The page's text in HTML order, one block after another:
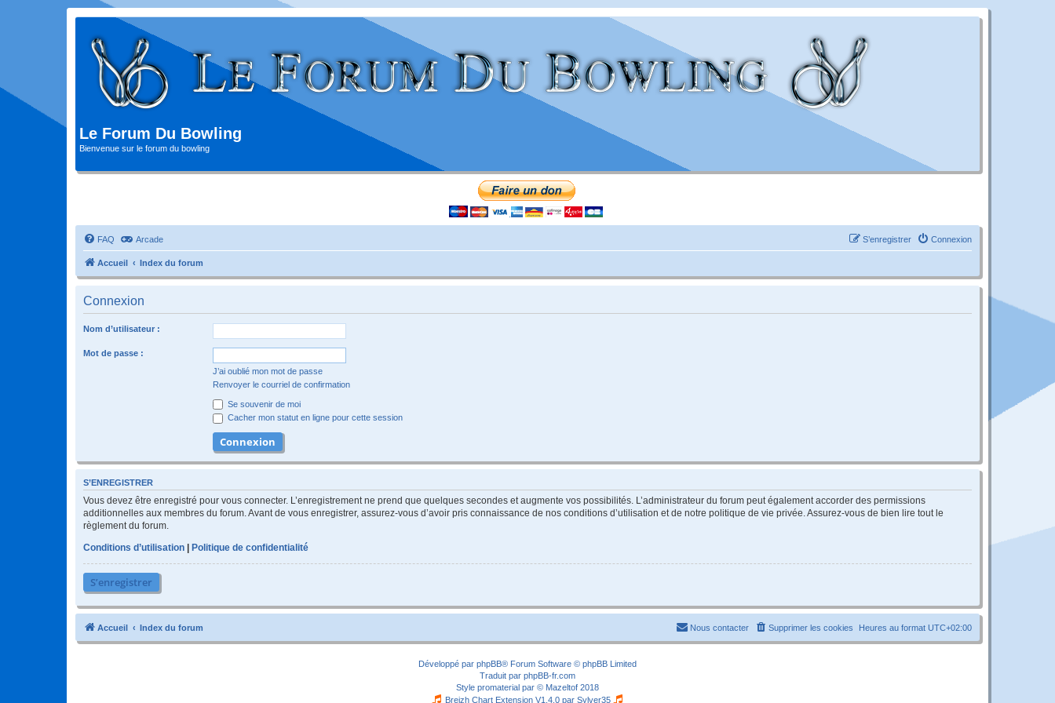
Le Forum Du Bowling
Bienvenue sur le forum du bowling
FAQ Arcade Connexion
S’enregistrer
Accueil Index du forum
Connexion
Nom d’utilisateur :
Mot de passe :
J’ai oublié mon mot de passe
Renvoyer le courriel de confirmation
Se souvenir de moi
Cacher mon statut en ligne pour cette session
S’ENREGISTRER
Vous devez être enregistré pour vous connecter. L’enregistrement ne prend que quelques secondes et augmente vos possibilités. L’administrateur du forum peut également accorder des permissions
additionnelles aux membres du forum. Avant de vous enregistrer, assurez-vous d’avoir pris connaissance de nos conditions d’utilisation et de notre politique de vie privée. Assurez-vous de bien lire tout le
règlement du forum.
Conditions d’utilisation
Politique de confidentialité
S’enregistrer
Accueil Index du forum Heures au format UTC+02:00
Supprimer les cookies
Nous contacter
Développé par phpBB® Forum Software © phpBB Limited
Traduit par phpBB-fr.com
Style promaterial par © Mazeltof 2018
Breizh Chart Extension V1.4.0 par Sylver35